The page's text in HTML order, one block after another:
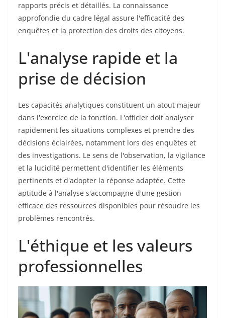
rapports précis et détaillés. La connaissance
approfondie du cadre légal assure l'efficacité des
enquêtes et la protection des droits des citoyens.
L'analyse rapide et la
prise de décision
Les capacités analytiques constituent un atout majeur
dans l'exercice de la fonction. L'officier doit analyser
rapidement les situations complexes et prendre des
décisions éclairées, notamment lors des enquêtes et
des investigations. Le sens de l'observation, la vigilance
et la lucidité permettent d'identifier les éléments
pertinents et d'adopter la réponse adaptée. Cette
aptitude à l'analyse s'accompagne d'une gestion
efficace des ressources disponibles pour résoudre les
problèmes rencontrés.
L'éthique et les valeurs
professionnelles